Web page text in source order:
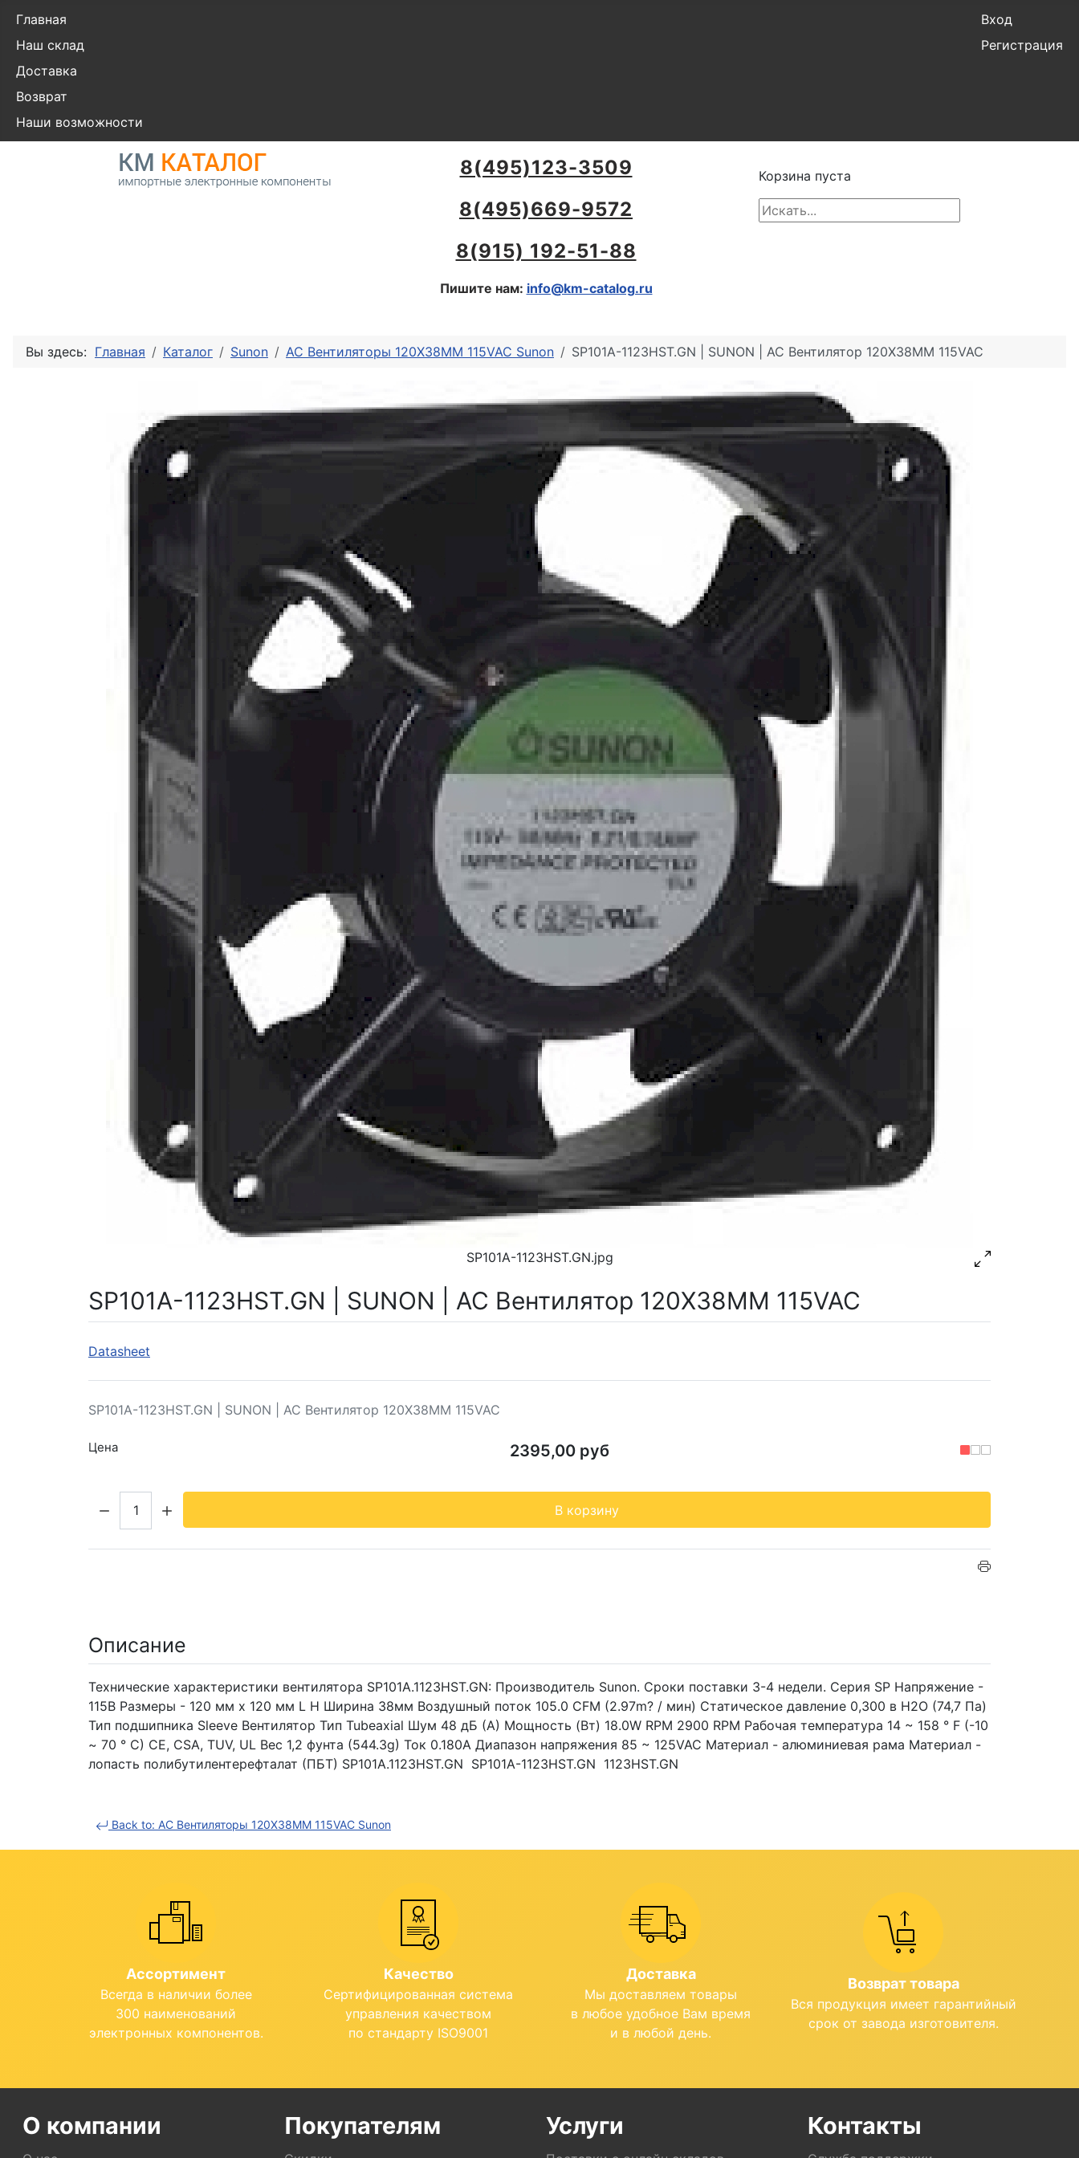
Главная
Наш склад
Доставка
Возврат
Наши возможности
Вход
Регистрация
8(495)123-3509
8(495)669-9572
8(915) 192-51-88
Пишите нам: info@km-catalog.ru
Корзина пуста
Вы здесь: Главная Каталог Sunon AC Вентиляторы 120X38MM 115VAC Sunon SP101A-1123HST.GN | SUNON | AC Вентилятор 120X38MM 115VAC
SP101A-1123HST.GN.jpg
SP101A-1123HST.GN | SUNON | AC Вентилятор 120X38MM 115VAC
Datasheet
SP101A-1123HST.GN | SUNON | AC Вентилятор 120X38MM 115VAC
Цена 2395,00 руб
В корзину
Описание
Технические характеристики вентилятора SP101A.1123HST.GN: Производитель Sunon. Сроки поставки 3-4 недели. Серия SP Напряжение -
115В Размеры - 120 мм х 120 мм L H Ширина 38мм Воздушный поток 105.0 CFM (2.97m? / мин) Статическое давление 0,300 в H2O (74,7 Па)
Тип подшипника Sleeve Вентилятор Тип Tubeaxial Шум 48 дБ (А) Мощность (Вт) 18.0W RPM 2900 RPM Рабочая температура 14 ~ 158 ° F (-10
~ 70 ° C) CE, CSA, TUV, UL Вес 1,2 фунта (544.3g) Ток 0.180A Диапазон напряжения 85 ~ 125VAC Материал - алюминиевая рама Материал -
лопасть полибутилентерефталат (ПБТ) SP101A.1123HST.GN SP101A-1123HST.GN 1123HST.GN
Back to: AC Вентиляторы 120X38MM 115VAC Sunon
Ассортимент
Всегда в наличии более
300 наименований
электронных компонентов.
Качество
Сертифицированная система
управления качеством
по стандарту ISO9001
Доставка
Мы доставляем товары
в любое удобное Вам время
и в любой день.
Возврат товара
Вся продукция имеет гарантийный
срок от завода изготовителя.
О компании Покупателям Услуги Контакты